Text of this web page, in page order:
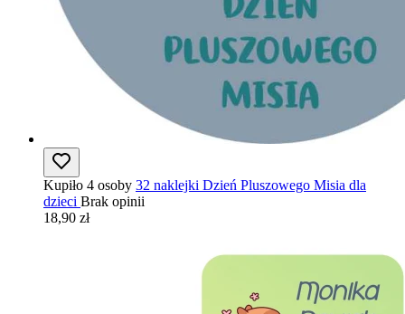
Kupiło 4 osoby 32 naklejki Dzień Pluszowego Misia dla
dzieci Brak opinii
18,90 zł